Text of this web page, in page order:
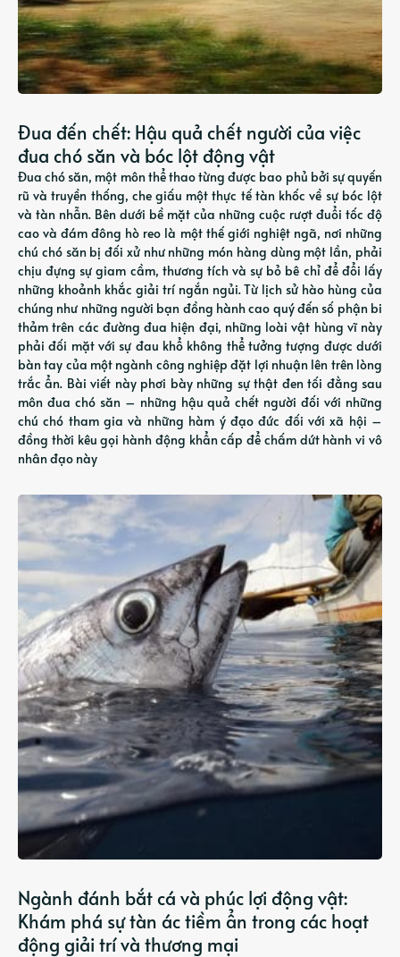
Đua đến chết: Hậu quả chết người của việc
đua chó săn và bóc lột động vật
Đua chó săn, một môn thể thao từng được bao phủ bởi sự quyến
rũ và truyền thống, che giấu một thực tế tàn khốc về sự bóc lột
và tàn nhẫn. Bên dưới bề mặt của những cuộc rượt đuổi tốc độ
cao và đám đông hò reo là một thế giới nghiệt ngã, nơi những
chú chó săn bị đối xử như những món hàng dùng một lần, phải
chịu đựng sự giam cầm, thương tích và sự bỏ bê chỉ để đổi lấy
những khoảnh khắc giải trí ngắn ngủi. Từ lịch sử hào hùng của
chúng như những người bạn đồng hành cao quý đến số phận bi
thảm trên các đường đua hiện đại, những loài vật hùng vĩ này
phải đối mặt với sự đau khổ không thể tưởng tượng được dưới
bàn tay của một ngành công nghiệp đặt lợi nhuận lên trên lòng
trắc ẩn. Bài viết này phơi bày những sự thật đen tối đằng sau
môn đua chó săn – những hậu quả chết người đối với những
chú chó tham gia và những hàm ý đạo đức đối với xã hội –
đồng thời kêu gọi hành động khẩn cấp để chấm dứt hành vi vô
nhân đạo này
Ngành đánh bắt cá và phúc lợi động vật:
Khám phá sự tàn ác tiềm ẩn trong các hoạt
động giải trí và thương mại